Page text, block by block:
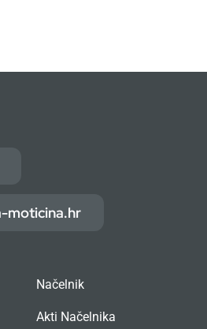
moticina.hr
Načelnik
Akti Načelnika